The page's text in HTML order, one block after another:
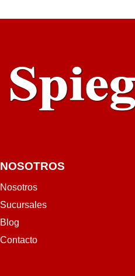
NOSOTROS
Nosotros
Sucursales
Blog
Contacto